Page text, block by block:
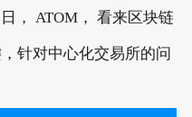
imToken安卓
imtoken安卓下载
imtoken官网地址
， ATOM， 看来区块链
针对中心化交易所的问